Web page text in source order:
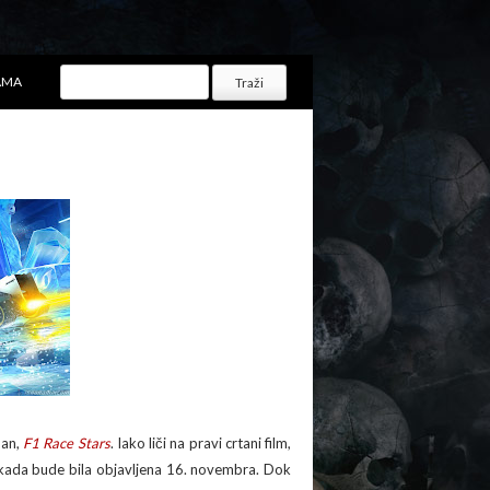
F1 Race Stars. Iako liči na pravi crtani film,
bude bila objavljena 16. novembra. Dok